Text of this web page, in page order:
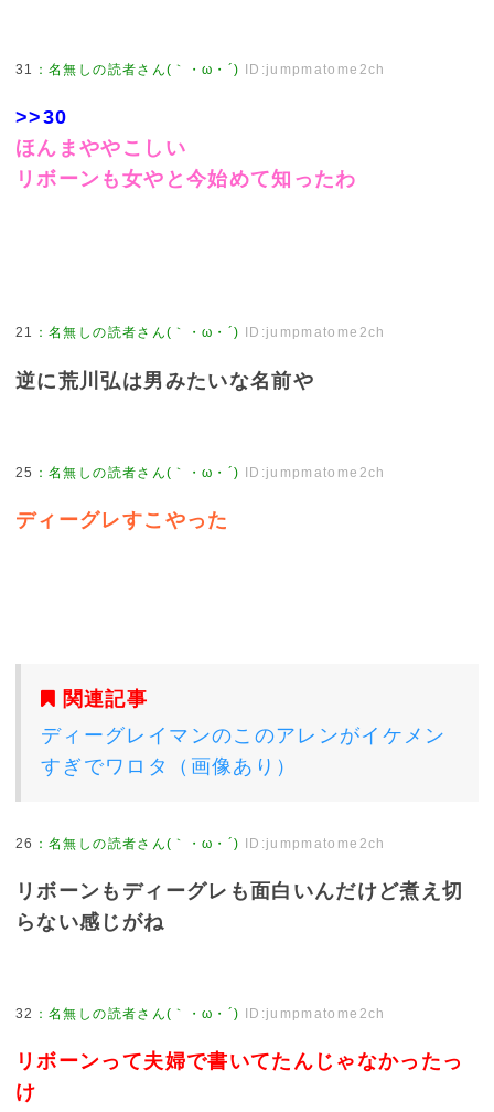
31 ：名無しの読者さん(｀・ω・´) ID:jumpmatome2ch
>>30
ほんまややこしい
リボーンも女やと今始めて知ったわ
21 ：名無しの読者さん(｀・ω・´) ID:jumpmatome2ch
逆に荒川弘は男みたいな名前や
25 ：名無しの読者さん(｀・ω・´) ID:jumpmatome2ch
ディーグレすこやった
関連記事
ディーグレイマンのこのアレンがイケメン
すぎでワロタ（画像あり）
26 ：名無しの読者さん(｀・ω・´) ID:jumpmatome2ch
リボーンもディーグレも面白いんだけど煮え切
らない感じがね
32 ：名無しの読者さん(｀・ω・´) ID:jumpmatome2ch
リボーンって夫婦で書いてたんじゃなかったっ
け